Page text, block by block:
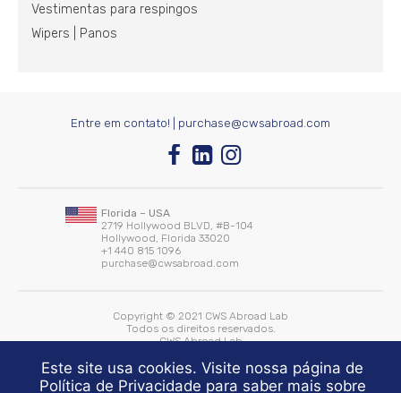
Vestimentas para respingos
Wipers | Panos
Entre em contato! | purchase@cwsabroad.com
Copyright © 2021 CWS Abroad Lab
Todos os direitos reservados.
CWS Abroad Lab
Mantido by:SEO Planejamento
Política de Privacidade
Florida – USA
2719 Hollywood BLVD, #B-104
Hollywood, Florida 33020
+1 440 815 1096
purchase@cwsabroad.com
Este site usa cookies. Visite nossa página de
Política de Privacidade para saber mais sobre